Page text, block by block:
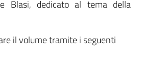
Blasi, dedicato al tema della
il volume tramite i seguenti